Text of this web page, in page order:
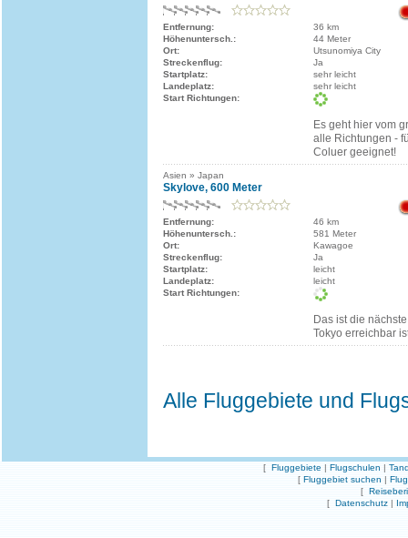
Entfernung:
36 km
Höhenuntersch.:
44 Meter
Ort:
Utsunomiya City
Streckenflug:
Ja
Startplatz:
sehr leicht
Landeplatz:
sehr leicht
Start Richtungen:
Es geht hier vom
alle Richtungen -
Coluer geeignet!
Asien » Japan
Skylove, 600 Meter
Entfernung:
46 km
Höhenuntersch.:
581 Meter
Ort:
Kawagoe
Streckenflug:
Ja
Startplatz:
leicht
Landeplatz:
leicht
Start Richtungen:
Das ist die
Tokyo erreichbar
Alle Fluggebiete und
[ Fluggebiete | Flugschulen |
[ Fluggebiet suchen |
[
[ Datenschutz |